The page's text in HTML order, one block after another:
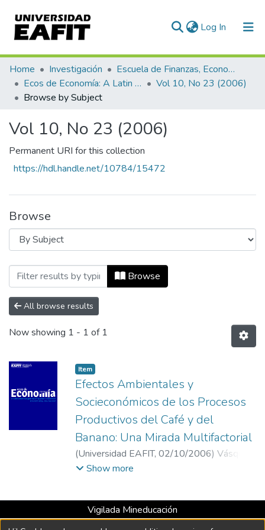
Log In (current)
Communities & Collections
All of DSpace
Home Investigación
Escuela de Finanzas, Economía y Gobierno
Ecos de Economía: A Latin American Journal of Applied Economics
Vol 10, No 23 (2006)
Browse by Subject
Vol 10, No 23 (2006)
Permanent URI for this collection
https://hdl.handle.net/10784/15472
Browse
Browsing Vol 10, No 23 (2006) by
Browse
All browse results
Now showing 1 - 1 of 1
Item
Efectos Ambientales y
Socieconómicos de los Procesos
Productivos del Café y del
Banano: Una Mirada Multifactorial
(Universidad EAFIT, 02/10/2006) Vásquez,
José Alfredo;Cardona A., Marleny
Universidad EAFIT;HEC, Montreal
Show more
Vigilada Mineducación
Universidad con Acreditación Institucional hasta 2026 -